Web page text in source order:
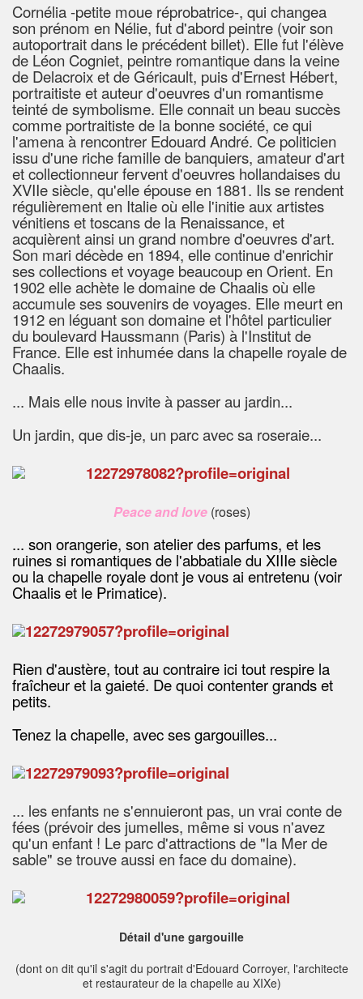
Cornélia -petite moue réprobatrice-, qui changea
son prénom en Nélie, fut d'abord peintre (voir son
autoportrait dans le précédent billet). Elle fut l'élève
de Léon Cogniet, peintre romantique dans la veine
de Delacroix et de Géricault, puis d'Ernest Hébert,
portraitiste et auteur d'oeuvres d'un romantisme
teinté de symbolisme. Elle connait un beau succès
comme portraitiste de la bonne société, ce qui
l'amena à rencontrer Edouard André. Ce politicien
issu d'une riche famille de banquiers, amateur d'art
et collectionneur fervent d'oeuvres hollandaises du
XVIIe siècle, qu'elle épouse en 1881. Ils se rendent
régulièrement en Italie où elle l'initie aux artistes
vénitiens et toscans de la Renaissance, et
acquièrent ainsi un grand nombre d'oeuvres d'art.
Son mari décède en 1894, elle continue d'enrichir
ses collections et voyage beaucoup en Orient. En
1902 elle achète le domaine de Chaalis où elle
accumule ses souvenirs de voyages. Elle meurt en
1912 en léguant son domaine et l'hôtel particulier
du boulevard Haussmann (Paris) à l'Institut de
France. Elle est inhumée dans la chapelle royale de
Chaalis.
... Mais elle nous invite à passer au jardin...
Un jardin, que dis-je, un parc avec sa roseraie...
Peace and love(roses)
... son orangerie, son atelier des parfums, et les
ruines si romantiques de l'abbatiale du XIIIe siècle
ou la chapelle royale dont je vous ai entretenu (voir
Chaalis et le Primatice).
Rien d'austère, tout au contraire ici tout respire la
fraîcheur et la gaieté. De quoi contenter grands et
petits.
Tenez la chapelle, avec ses gargouilles...
... les enfants ne s'ennuieront pas, un vrai conte de
fées (prévoir des jumelles, même si vous n'avez
qu'un enfant ! Le parc d'attractions de "la Mer de
sable" se trouve aussi en face du domaine).
Détail d'une gargouille
(dont on dit qu'il s'agit du portrait d'Edouard Corroyer, l'architecte
et restaurateur de la chapelle au XIXe)